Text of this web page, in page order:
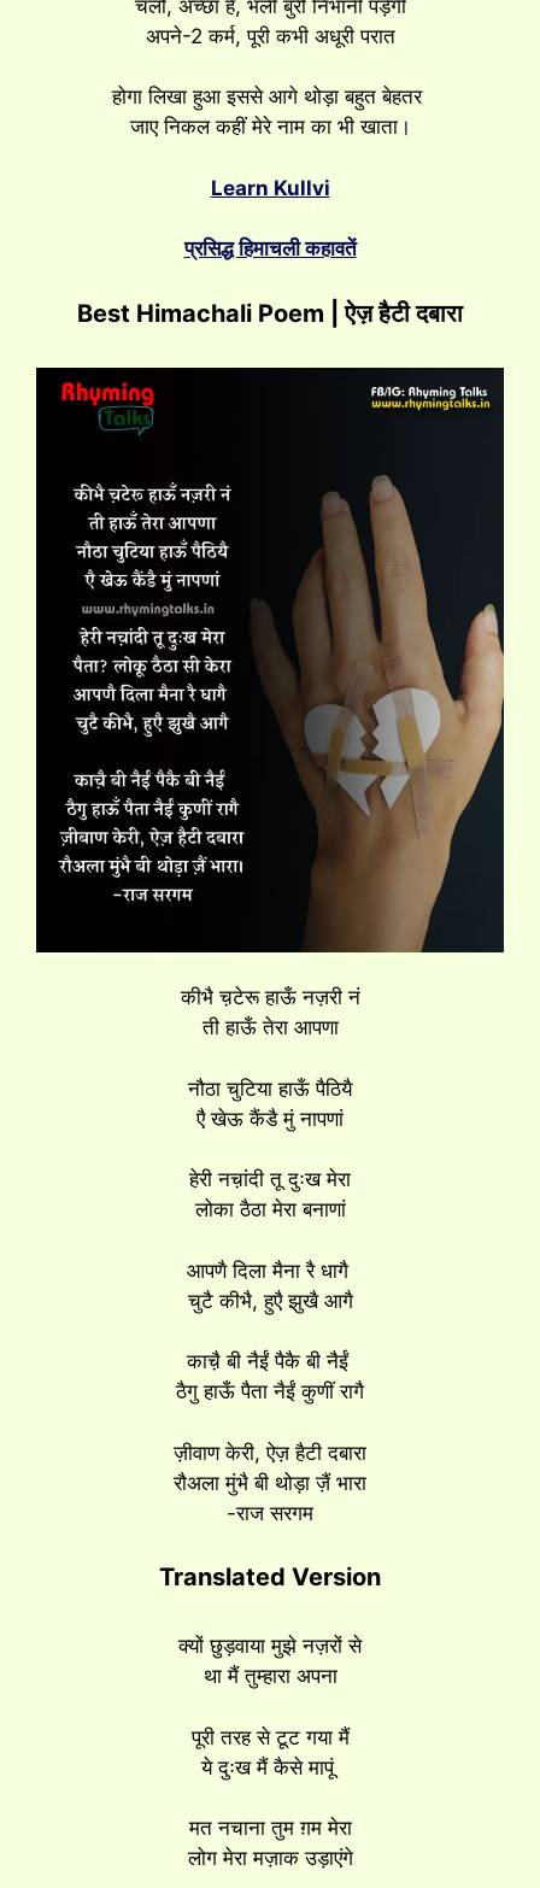
चलो, अच्छा है, भली बुरी निभानी पड़ेगी
अपने-2 कर्म, पूरी कभी अधूरी परात
होगा लिखा हुआ इससे आगे थोड़ा बहुत बेहतर
जाए निकल कहीं मेरे नाम का भी खाता।
Learn Kullvi
प्रसिद्ध हिमाचली कहावतें
Best Himachali Poem | ऐज़ हैटी दबारा
कीभै च़टेरू हाऊँ नज़री नं
ती हाऊँ तेरा आपणा
नौठा चुटिया हाऊँ पैठियै
एै खेऊ कैंडै मुं नापणां
हेरी नच़ांदी तू दुःख मेरा
लोका ठैठा मेरा बनाणां
आपणै दिला मैना रै धागै
चुटै कीभै, हुएै झुखै आगै
काच़ै बी नैईं पैकै बी नैईं
ठैगु हाऊँ पैता नैईं कुणीं रागै
ज़ीवाण केरी, ऐज़ हैटी दबारा
रौअला मुंभै बी थोड़ा ज़ैं भारा
-राज सरगम
Translated Version
क्यों छुड़वाया मुझे नज़रों से
था मैं तुम्हारा अपना
पूरी तरह से टूट गया मैं
ये दुःख मैं कैसे मापूं
मत नचाना तुम ग़म मेरा
लोग मेरा मज़ाक उड़ाएंगे